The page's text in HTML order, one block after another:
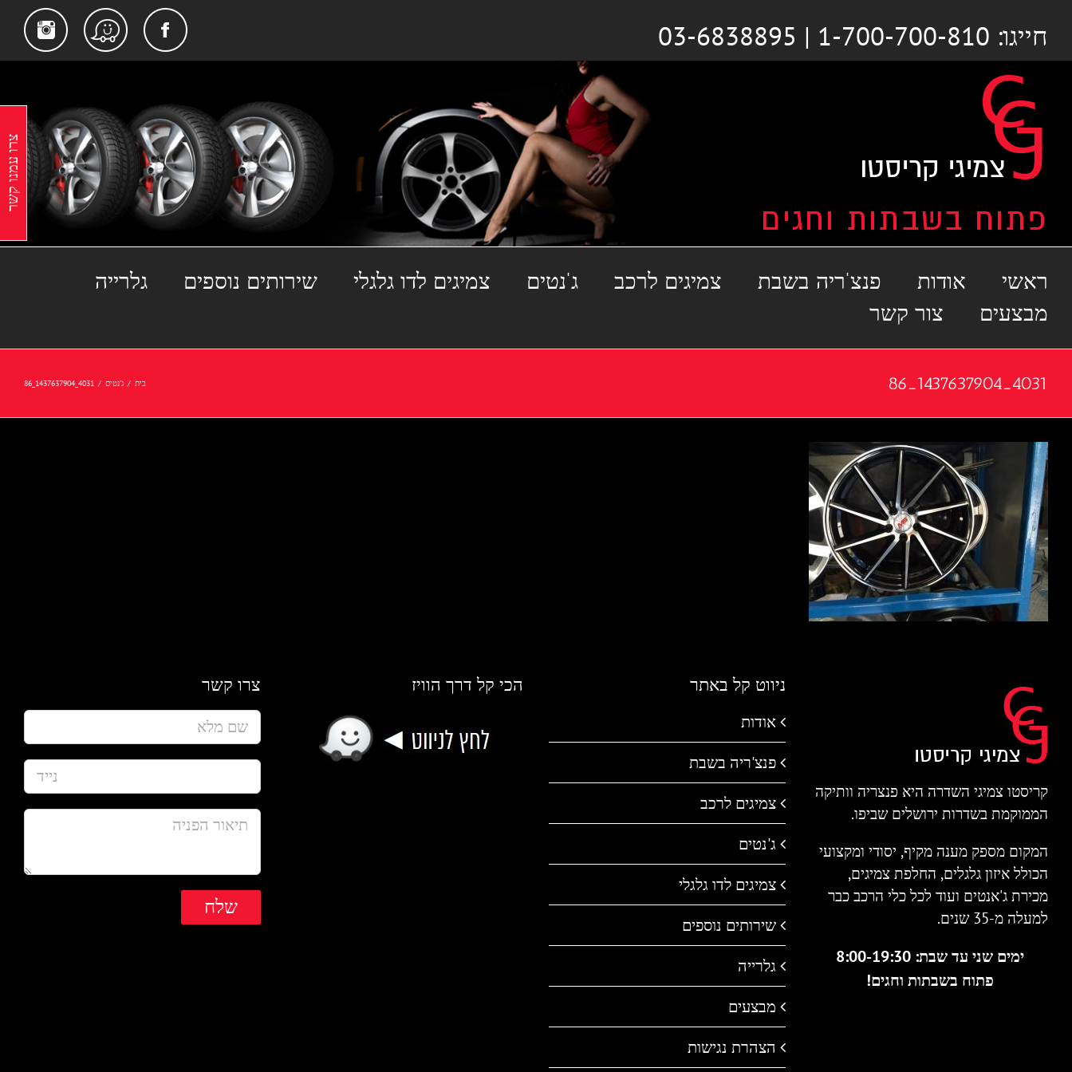
לתוכןחייגו: 1-700-700-810 | 03-6838895 Facebook
Waze
ראשי אודות פנצ'ריה בשבת צמיגים לרכב ג'נטים צמיגים לדו גלגלי שירותים נוספים
גלרייה
מבצעים
צור קשר
4031_1437637904_86 בית / ג'נטים /
4031_1437637904_86
קריסטו צמיגי השדרה היא פנצריה וותיקה
הממוקמת בשדרות ירושלים שביפו.
המקום מספק מענה מקיף, יסודי ומקצועי
הכולל איזון גלגלים, החלפת צמיגים,
מכירת ג'אנטים ועוד לכל כלי הרכב כבר
למעלה מ-35 שנים.
ימים שני עד שבת: 8:00-19:30
פתוח בשבתות וחגים!
ניווט קל באתר
אודות
פנצ'ריה בשבת
צמיגים לרכב
ג'נטים
צמיגים לדו גלגלי
שירותים נוספים
גלרייה
מבצעים
הצהרת נגישות
הכי קל דרך הוויז צרו קשר
צרו עמנו קשר